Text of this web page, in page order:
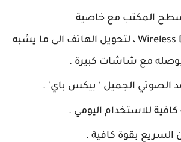
المكتب مع خاصية
سامسونج Wireless DeX ، لتحويل الهاتف الى ما يشبه
بوصله مع شاشات كبيرة .
الصوتي الجميل ' بيكس باي' .
كافية للاستخدام اليومي .
بقوة كافية .